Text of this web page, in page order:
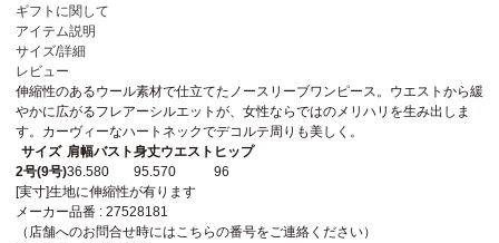
ギフトに関して
アイテム説明
サイズ/詳細
レビュー
伸縮性のあるウール素材で仕立てたノースリーブワンピース。ウエストから緩
やかに広がるフレアーシルエットが、女性ならではのメリハリを生み出しま
す。カーヴィーなハートネックでデコルテ周りも美しく。
サイズ 肩幅バスト身丈ウエスト ヒップ
2号(9号)36.580 95.570
96
[実寸]生地に伸縮性が有ります
メーカー品番 : 27528181
（店舗へのお問合せ時にはこちらの番号をご連絡ください）